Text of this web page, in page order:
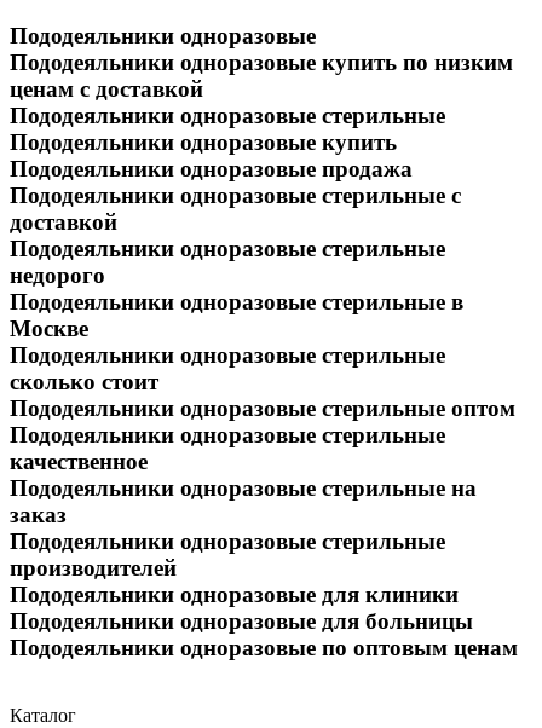
Пододеяльники одноразовые
Пододеяльники одноразовые купить по низким
ценам с доставкой
Пододеяльники одноразовые стерильные
Пододеяльники одноразовые купить
Пододеяльники одноразовые продажа
Пододеяльники одноразовые стерильные с
доставкой
Пододеяльники одноразовые стерильные
недорого
Пододеяльники одноразовые стерильные в
Москве
Пододеяльники одноразовые стерильные
сколько стоит
Пододеяльники одноразовые стерильные оптом
Пододеяльники одноразовые стерильные
качественное
Пододеяльники одноразовые стерильные на
заказ
Пододеяльники одноразовые стерильные
производителей
Пододеяльники одноразовые для клиники
Пододеяльники одноразовые для больницы
Пододеяльники одноразовые по оптовым ценам
Каталог